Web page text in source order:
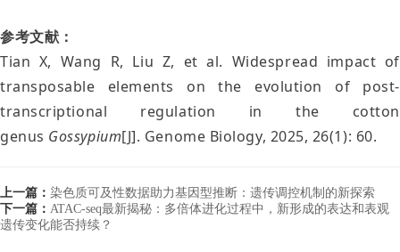
参考文献：
Tian X, Wang R, Liu Z, et al. Widespread impact of
transposable elements on the evolution of post-
transcriptional regulation in the cotton
genus Gossypium[J]. Genome Biology, 2025, 26(1): 60.
上一篇： 染色质可及性数据助力基因型推断：遗传调控机制的新探索
下一篇： ATAC-seq最新揭秘：多倍体进化过程中，新形成的表达和表观
遗传变化能否持续？